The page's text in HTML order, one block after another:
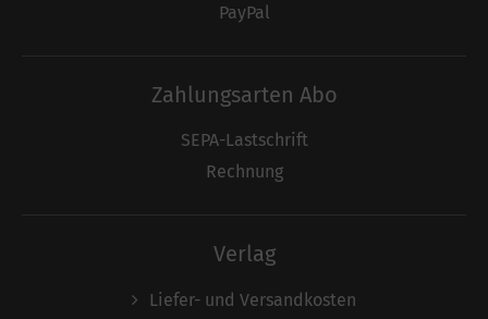
PayPal
Zahlungsarten Abo
SEPA-Lastschrift
Rechnung
Verlag
Liefer- und Versandkosten